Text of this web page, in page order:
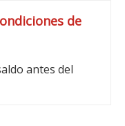
de
antes del